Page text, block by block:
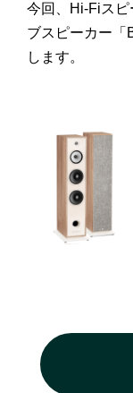
今回、Hi-Fiスピ
ブスピーカー「
します。